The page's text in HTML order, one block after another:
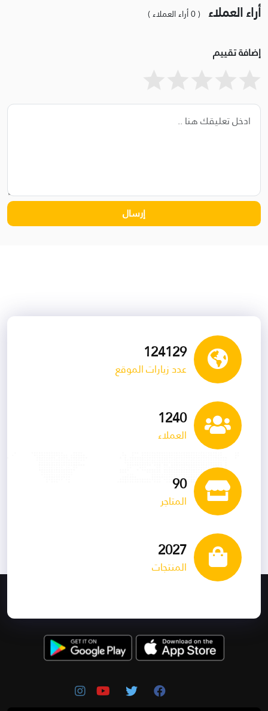
أراء العملاء ( 0 أراء العملاء )
إضافة تقييم
136419
عدد زيارات الموقع
1363
العملاء
99
المتاجر
2229
المنتجات